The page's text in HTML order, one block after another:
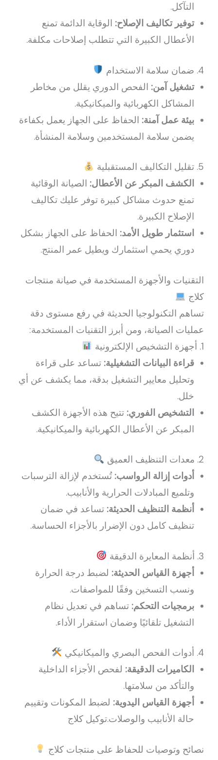
التآكل.
توفير تكاليف الإصلاح: الوقاية الدائمة تمنع
الأعطال الكبيرة التي تتطلب إصلاحات مكلفة.
4. ضمان سلامة الاستخدام
تشغيل آمن: الفحص الدوري يقلل من مخاطر
المشاكل الكهربائية والميكانيكية.
بيئة عمل آمنة: الحفاظ على الجهاز يعمل بكفاءة
يضمن سلامة المستخدمين وسلامة المنشأة.
5. تقليل التكاليف المستقبلية
الكشف المبكر عن الأعطال: الصيانة الوقائية
تمنع حدوث مشاكل كبيرة توفر عليك تكاليف
الإصلاح الكبيرة.
استثمار طويل الأمد: الحفاظ على الجهاز بشكل
دوري يحمي استثمارك ويطيل عمر المنتج.
التقنيات والأجهزة المستخدمة في صيانة منتجات
كلاج
تساهم التكنولوجيا الحديثة في رفع مستوى دقة
عمليات الصيانة، ومن أبرز التقنيات المستخدمة:
1. أجهزة التشخيص الإلكترونية
قراءة البيانات التشغيلية: تساعد على قراءة
وتحليل معايير التشغيل بدقة، مما يكشف عن أي
خلل.
التشخيص الفوري: تتيح هذه الأجهزة الكشف
المبكر عن الأعطال الكهربائية والميكانيكية.
2. معدات التنظيف العميق
أدوات إزالة الرواسب: تُستخدم لإزالة الترسبات
وتلميع المبادلات الحرارية والأنابيب.
أنظمة التنظيف الحديثة: تساعد في ضمان
تنظيف كامل دون الإضرار بالأجزاء الحساسة.
3. أنظمة المعايرة الدقيقة
أجهزة القياس الحديثة: لضبط درجة الحرارة
ونسب التسخين وفقًا للمواصفات.
برمجيات التحكم: تساهم في تعديل نظام
التشغيل تلقائيًا وضمان استقرار الأداء.
4. أدوات الفحص البصري والميكانيكي
الكاميرات الدقيقة: لفحص الأجزاء الداخلية
والتأكد من سلامتها.
أجهزة القياس اليدوية: لضبط المكونات وتقييم
حالة الأنابيب والوصلات.توكيل كلاج
نصائح وتوصيات للحفاظ على منتجات كلاج